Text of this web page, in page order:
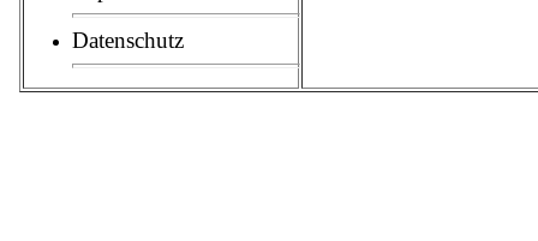
Datenschutz